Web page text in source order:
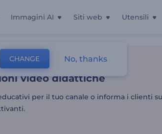
Immagini AI Siti web Utensili
video didattiche
Operativo
video didattiche
per il tuo canale o informa i clienti
CHANGE No, thanks